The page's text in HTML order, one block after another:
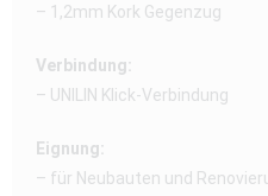
– 1,2mm Kork Gegenzug
Verbindung:
– UNILIN Klick-Verbindung
Eignung:
– für Neubauten und